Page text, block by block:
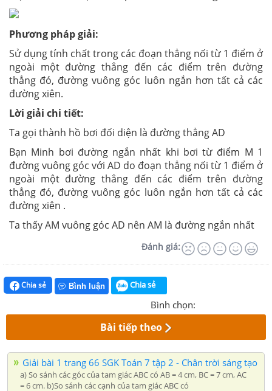
Phương pháp giải:
Sử dụng tính chất trong các đoạn thẳng nối từ 1 điểm ở
ngoài một đường thẳng đến các điểm trên đường
thẳng đó, đường vuông góc luôn ngắn hơn tất cả các
đường xiên.
Lời giải chi tiết:
Ta gọi thành hồ bơi đối diện là đường thẳng AD
Bạn Minh bơi đường ngắn nhất khi bơi từ điểm M 1
đường vuông góc với AD do đoạn thẳng nối từ 1 điểm ở
ngoài một đường thẳng đến các điểm trên đường
thẳng đó, đường vuông góc luôn ngắn hơn tất cả các
đường xiên .
Ta thấy AM vuông góc AD nên AM là đường ngắn nhất
Đánh giá:
Chia sẻ Bình luận Chia sẻ
Bình chọn:
Bài tiếp theo
Giải bài 1 trang 66 SGK Toán 7 tập 2 - Chân trời sáng tạo
a) So sánh các góc của tam giác ABC có AB = 4 cm, BC = 7 cm, AC
= 6 cm. b)So sánh các cạnh của tam giác ABC có